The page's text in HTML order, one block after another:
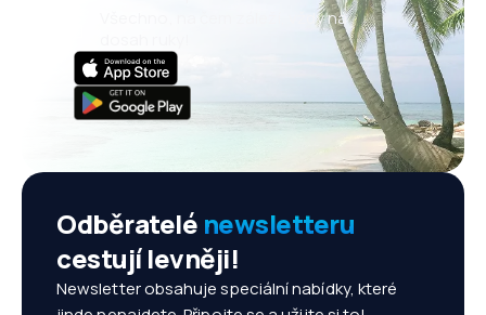
Všechno, na čem záleží, vždy na
Odběratelé newsletteru
cestují levněji!
Newsletter obsahuje speciální nabídky, které